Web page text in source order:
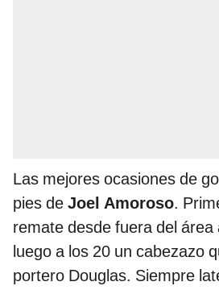
Las mejores ocasiones de
pies de Joel Amoroso.
remate desde fuera del área
luego a los 20 un cabezazo
portero Douglas. Siempre